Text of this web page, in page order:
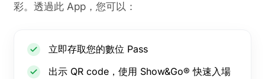
彩。透過此 App，您可以：
立即存取您的數位 Pass
出示 QR code，使用 Show&Go® 快速入場